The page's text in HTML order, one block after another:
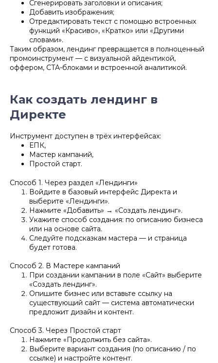
Сгенерировать заголовки и описания;
Добавить изображения;
Отредактировать текст с помощью встроенных
функций «Красиво», «Кратко» или «Другими
словами».
Таким образом, лендинг превращается в полноценный
промоинструмент — с визуальной айдентикой,
оффером, CTA-блоками и встроенной аналитикой.
Как создать лендинг в
Директе
Инструмент доступен в трёх интерфейсах:
ЕПК,
Мастер кампаний,
Простой старт.
Способ 1. Через раздел «Лендинги»
Войдите в базовый интерфейс Директа и
выберите «Лендинги».
Нажмите «Добавить» → «Создать лендинг».
Укажите способ создания: по описанию бизнеса
или на основе сайта.
Следуйте подсказкам мастера — и страница
будет готова.
Способ 2. В Мастере кампаний
При создании кампании в поле «Сайт» выберите
«Создать лендинг».
Опишите бизнес или вставьте ссылку на
существующий сайт — система автоматически
предложит дизайн и контент.
Способ 3. Через Простой старт
Нажмите «Продолжить без сайта».
Выберите вариант создания (по описанию / по
ссылке) и настройте контент.